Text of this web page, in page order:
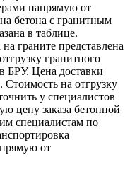
напрямую от
бетона с гранитным
в таблице.
граните представлена
гранитного
БРУ. Цена доставки
на отгрузку
у специалистов
цену заказа бетонной
специалистам по
от